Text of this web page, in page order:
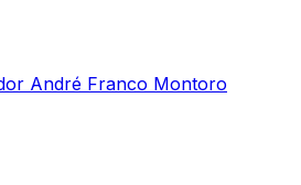
André Franco Montoro